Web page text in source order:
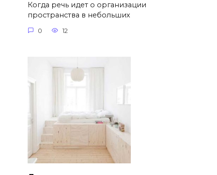
Когда речь идет о организации
пространства в небольших
0 12